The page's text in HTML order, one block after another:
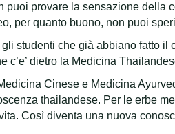
provare la sensazione della
per quanto buono, non puoi
studenti che già abbiano fatto
c’e’ dietro la Medicina
Cinese e Medicina
thailandese. Per le erbe
Così diventa una nuova